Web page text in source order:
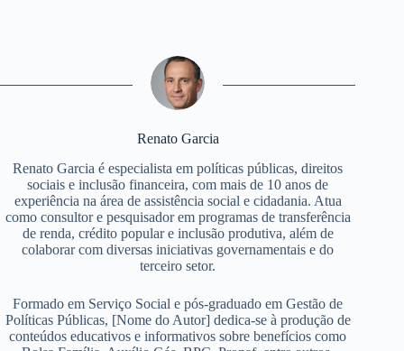
Renato Garcia
Renato Garcia é especialista em políticas públicas, direitos
sociais e inclusão financeira, com mais de 10 anos de
experiência na área de assistência social e cidadania. Atua
como consultor e pesquisador em programas de transferência
de renda, crédito popular e inclusão produtiva, além de
colaborar com diversas iniciativas governamentais e do
terceiro setor.
Formado em Serviço Social e pós-graduado em Gestão de
Políticas Públicas, [Nome do Autor] dedica-se à produção de
conteúdos educativos e informativos sobre benefícios como